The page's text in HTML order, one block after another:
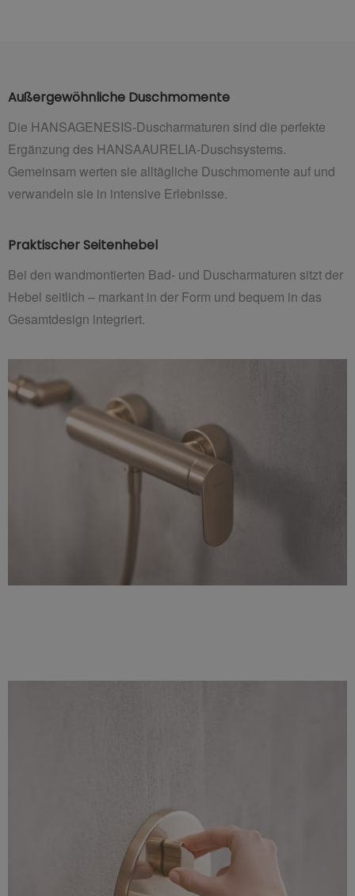
Außergewöhnliche Duschmomente
Die HANSAGENESIS-Duscharmaturen sind die perfekte
Ergänzung des HANSAAURELIA-Duschsystems.
Gemeinsam werten sie alltägliche Duschmomente auf und
verwandeln sie in intensive Erlebnisse.
Praktischer Seitenhebel
Bei den wandmontierten Bad- und Duscharmaturen sitzt der
Hebel seitlich – markant in der Form und bequem in das
Gesamtdesign integriert.